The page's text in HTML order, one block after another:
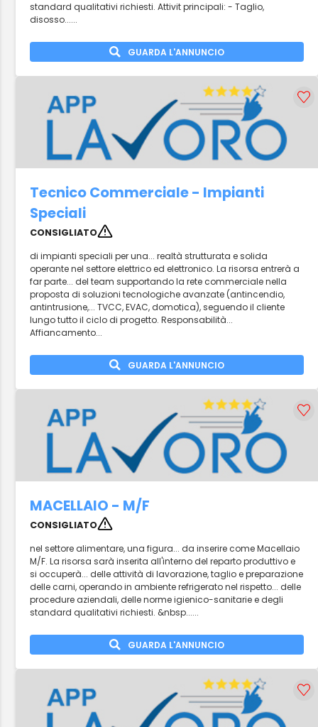
standard qualitativi richiesti. Attivit principali: - Taglio,
disosso......
GUARDA L'ANNUNCIO
Tecnico Commerciale - Impianti
Speciali
CONSIGLIATO
di impianti speciali per una... realtà strutturata e solida
operante nel settore elettrico ed elettronico. La risorsa entrerà a
far parte... del team supportando la rete commerciale nella
proposta di soluzioni tecnologiche avanzate (antincendio,
antintrusione,... TVCC, EVAC, domotica), seguendo il cliente
lungo tutto il ciclo di progetto. Responsabilità...
Affiancamento...
GUARDA L'ANNUNCIO
MACELLAIO - M/F
CONSIGLIATO
nel settore alimentare, una figura... da inserire come Macellaio
M/F. La risorsa sarà inserita all'interno del reparto produttivo e
si occuperà... delle attività di lavorazione, taglio e preparazione
delle carni, operando in ambiente refrigerato nel rispetto... delle
procedure aziendali, delle norme igienico-sanitarie e degli
standard qualitativi richiesti. &nbsp......
GUARDA L'ANNUNCIO